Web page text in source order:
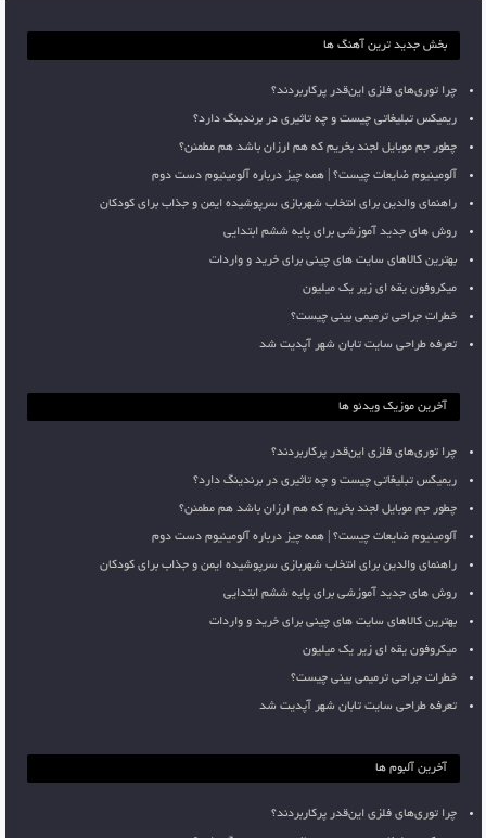
بخش جدید ترین آهنگ ها
چرا توری‌های فلزی این‌قدر پرکاربردند؟
ریمیکس تبلیغاتی چیست و چه تاثیری در برندینگ دارد؟
چطور جم موبایل لجند بخریم که هم ارزان باشد هم مطمئن؟
آلومینیوم ضایعات چیست؟ | همه چیز درباره آلومینیوم دست دوم
راهنمای والدین برای انتخاب شهربازی سرپوشیده ایمن و جذاب برای کودکان
روش های جدید آموزشی برای پایه ششم ابتدایی
بهترین کالاهای سایت های چینی برای خرید و واردات
میکروفون یقه ای زیر یک میلیون
خطرات جراحی ترمیمی بینی چیست؟
تعرفه طراحی سایت تابان شهر آپدیت شد
آخرین موزیک ویدئو ها
چرا توری‌های فلزی این‌قدر پرکاربردند؟
ریمیکس تبلیغاتی چیست و چه تاثیری در برندینگ دارد؟
چطور جم موبایل لجند بخریم که هم ارزان باشد هم مطمئن؟
آلومینیوم ضایعات چیست؟ | همه چیز درباره آلومینیوم دست دوم
راهنمای والدین برای انتخاب شهربازی سرپوشیده ایمن و جذاب برای کودکان
روش های جدید آموزشی برای پایه ششم ابتدایی
بهترین کالاهای سایت های چینی برای خرید و واردات
میکروفون یقه ای زیر یک میلیون
خطرات جراحی ترمیمی بینی چیست؟
تعرفه طراحی سایت تابان شهر آپدیت شد
آخرین آلبوم ها
چرا توری‌های فلزی این‌قدر پرکاربردند؟